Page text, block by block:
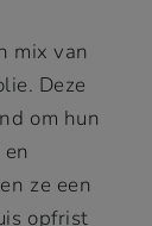
mix van
Deze
om hun
ze een
opfrist